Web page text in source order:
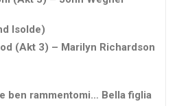
Isolde)
(Akt 3) – Marilyn Richardson
ben rammentomi… Bella figlia